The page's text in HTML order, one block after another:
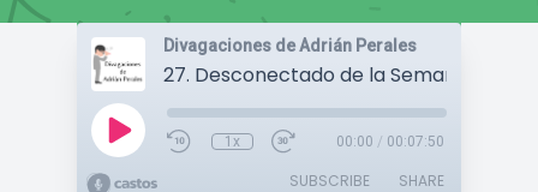
Divagaciones de Adrián Perales
27. Desconectado de la Semana Santa
1x 00:00 / 00:07:50
SUBSCRIBE SHARE